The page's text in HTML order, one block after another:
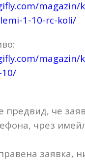
magazin/
1-10-rc-koli/
magazin/
предвид, че
чрез
заявка,